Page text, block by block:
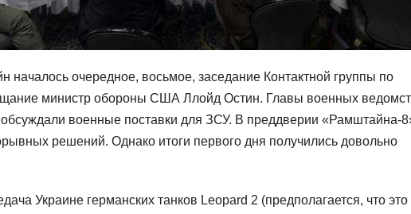
началось очередное, восьмое, заседание Контактной группы по
министр обороны США Ллойд Остин. Главы военных
военные поставки для ЗСУ. В преддверии «Рамштайна-
решений. Однако итоги первого дня получились довольно
Украине германских танков Leopard 2 (предполагается, что это